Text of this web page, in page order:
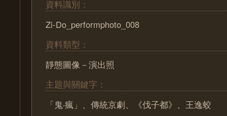
資料識別：
Zi-Do_performphoto_008
資料類型：
靜態圖像－演出照
主題與關鍵字：
「鬼‧瘋」、傳統京劇、《伐子都》、王逸蛟